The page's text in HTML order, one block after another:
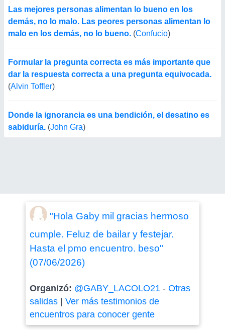
Las mejores personas alimentan lo bueno en los
demás, no lo malo. Las peores personas alimentan lo
malo en los demás, no lo bueno. (Confucio)
Formular la pregunta correcta es más importante que
dar la respuesta correcta a una pregunta equivocada.
(Alvin Toffler)
Donde la ignorancia es una bendición, el desatino es
sabiduría. (John Gra)
"Hola Gaby mil gracias hermoso
cumple. Feluz de bailar y festejar.
Hasta el pmo encuentro. beso"
(07/06/2026)
Organizó: @GABY_LACOLO21- Otras
salidas| Ver más testimonios de
encuentros para conocer gente